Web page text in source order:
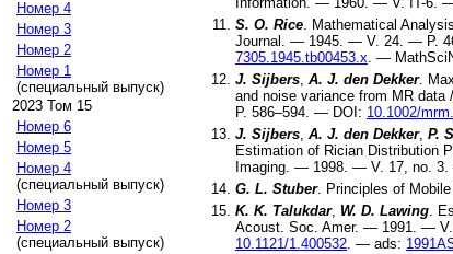
Номер 4
Номер 3
Номер 2
Номер 1
(специальный выпуск)
2023 Том 15
Номер 6
Номер 5
Номер 4
(специальный выпуск)
Номер 3
Номер 2
(специальный выпуск)
S. O. Rice. Mathematical
Journal . — 1945. — V. 24. — P.
7305.1945.tb00453.x. —
J. Sijbers, A. J. den Dekker.
and noise variance from MR data
P. 586–594. — DOI: 10.1002/
J. Sijbers, A. J. den Dekker, P.
Estimation of Rician Distribution
Imaging. — 1998. — V. 17, no. 3.
G. L. Stuber. Principles of
K. K. Talukdar, W. D. Lawing.
Acoust. Soc. Amer. — 1991. — V.
10.1121/1.400532. — ads: